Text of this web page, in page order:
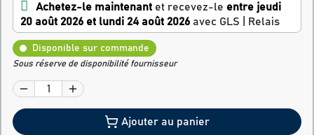
Achetez-le maintenant et recevez-le entre jeudi
20 août 2026 et lundi 24 août 2026 avec GLS | Relais
Disponible sur commande
Sous réserve de disponibilité fournisseur
Ajouter au panier